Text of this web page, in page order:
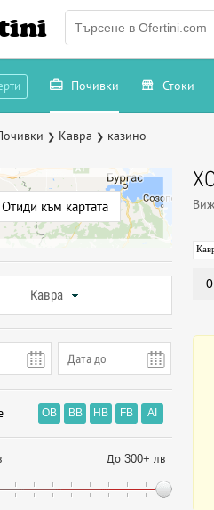
Почивки Стоки
❯ Кавра ❯ казино
Отиди към картата
Кавра
OB BB HB FB AI
До 300+ лв